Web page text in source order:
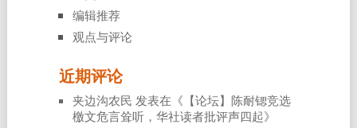
编辑推荐
观点与评论
近期评论
夹边沟农民 发表在《 【论坛】陈耐锶竞选
檄文危言耸听，华社读者批评声四起》